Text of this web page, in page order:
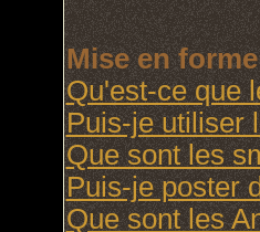
Mise en
Qu'est-ce que
Puis-je utiliser
Que sont les
Puis-je poster
Que sont les